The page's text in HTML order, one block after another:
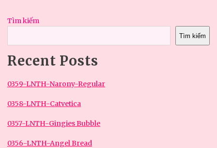
Tìm kiếm
Tìm kiếm
Recent Posts
0359-LNTH-Narony-Regular
0358-LNTH-Catvetica
0357-LNTH-Gingies Bubble
0356-LNTH-Angel Bread